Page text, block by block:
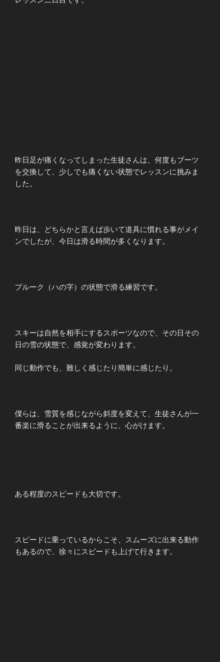
昨日足が痛くなってしまった生徒さんは、何度もブーツ
を交換して、少しでも痛くない状態でレッスンに挑みま
した。
昨日は、どちらかと言えば歩いて道具に慣れる事がメイ
ンでしたが、今日は滑る時間が多くなります。
プルーク（ハの字）の状態で滑る練習です。
スキーは自然を相手にするスポーツなので、その日その
日の雪の状態で、感覚が変わります。
同じ動作でも、難しく感じたり簡単に感じたり。
僕らは、雪質を感じながら斜度を変えて、生徒さんが一
番楽に滑ることが出来るように、心がけます。
ある程度のスピードも大切です。
スピードに乗っているからこそ、スムーズに出来る動作
もあるので、徐々にスピードも上げて行きます。